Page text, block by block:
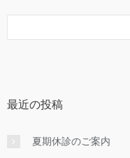
最近の投稿
夏期休診のご案内